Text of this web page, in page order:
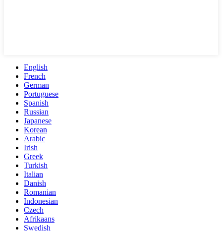
English
French
German
Portuguese
Spanish
Russian
Japanese
Korean
Arabic
Irish
Greek
Turkish
Italian
Danish
Romanian
Indonesian
Czech
Afrikaans
Swedish